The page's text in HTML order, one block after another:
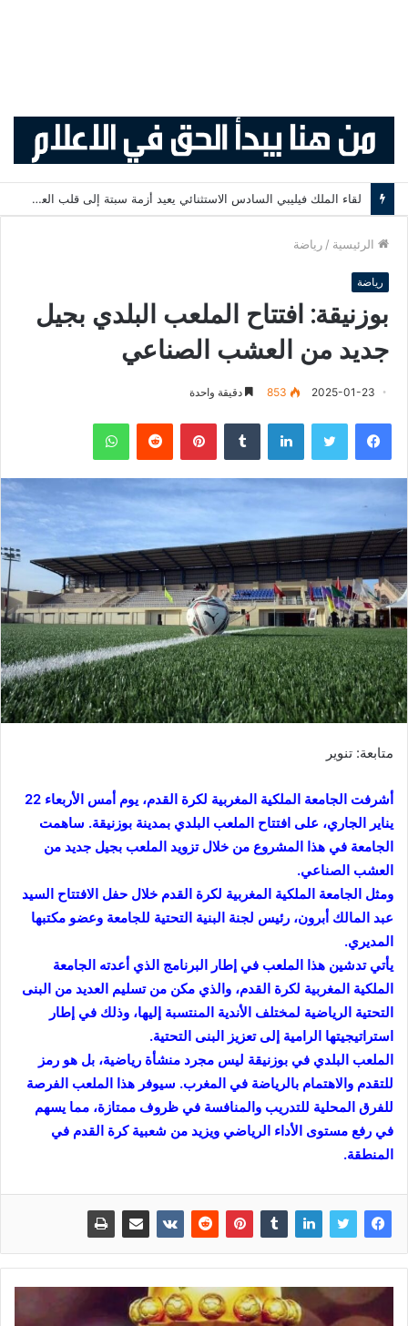
لقاء الملك فيليبي السادس الاستثنائي يعيد أزمة سبتة إلى قلب العلاقات المغربية الإسبانية
الرئيسية / رياضة
رياضة
بوزنيقة: افتتاح الملعب البلدي بجيل
جديد من العشب الصناعي
2025-01-23
853 دقيقة واحدة
فيسبوك لينكدإن بينتيريست
متابعة: تنوير
أشرفت الجامعة الملكية المغربية لكرة القدم، يوم أمس الأربعاء 22
يناير الجاري، على افتتاح الملعب البلدي بمدينة بوزنيقة. ساهمت
الجامعة في هذا المشروع من خلال تزويد الملعب بجيل جديد من
العشب الصناعي.
ومثل الجامعة الملكية المغربية لكرة القدم خلال حفل الافتتاح السيد
عبد المالك أبرون، رئيس لجنة البنية التحتية للجامعة وعضو مكتبها
المديري.
يأتي تدشين هذا الملعب في إطار البرنامج الذي أعدته الجامعة
الملكية المغربية لكرة القدم، والذي مكن من تسليم العديد من البنى
التحتية الرياضية لمختلف الأندية المنتسبة إليها، وذلك في إطار
استراتيجيتها الرامية إلى تعزيز البنى التحتية.
الملعب البلدي في بوزنيقة ليس مجرد منشأة رياضية، بل هو رمز
للتقدم والاهتمام بالرياضة في المغرب. سيوفر هذا الملعب الفرصة
للفرق المحلية للتدريب والمنافسة في ظروف ممتازة، مما يسهم
في رفع مستوى الأداء الرياضي ويزيد من شعبية كرة القدم في
المنطقة.